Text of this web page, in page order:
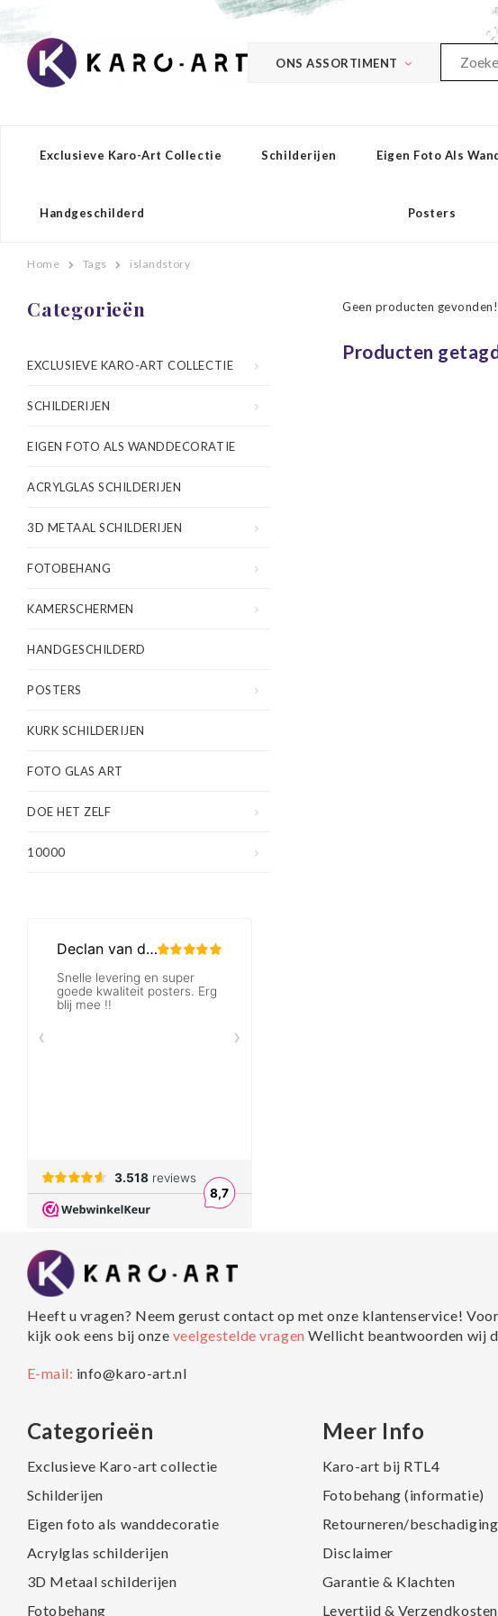
ONS ASSORTIMENT
Exclusieve Karo-Art Collectie Schilderijen Eigen Foto Als
Handgeschilderd Posters
Home Tags islandstory
Categorieën
EXCLUSIEVE KARO-ART COLLECTIE
SCHILDERIJEN
EIGEN FOTO ALS WANDDECORATIE
ACRYLGLAS SCHILDERIJEN
3D METAAL SCHILDERIJEN
FOTOBEHANG
KAMERSCHERMEN
HANDGESCHILDERD
POSTERS
KURK SCHILDERIJEN
FOTO GLAS ART
DOE HET ZELF
10000
Geen producten
Producten
Heeft u vragen? Neem gerust contact op met onze klantenservice!
kijk ook eens bij onze veelgestelde vragenWellicht beantwoorden wij
E-mail: info@karo-art.nl
Categorieën
Exclusieve Karo-art collectie
Schilderijen
Eigen foto als wanddecoratie
Acrylglas schilderijen
3D Metaal schilderijen
Fotobehang
Meer Info
Karo-art bij RTL4
Fotobehang (informatie)
Retourneren/
Disclaimer
Garantie & Klachten
Levertijd & Verzendkosten